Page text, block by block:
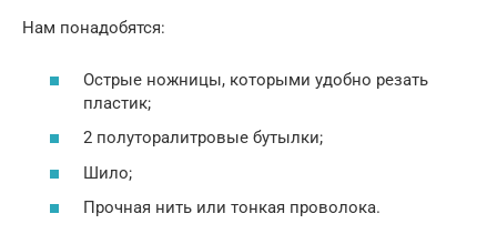
Нам понадобятся:
Острые ножницы, которыми удобно резать
пластик;
2 полуторалитровые бутылки;
Шило;
Прочная нить или тонкая проволока.